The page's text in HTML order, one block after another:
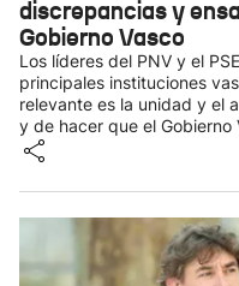
discrepancias y
Gobierno Vasco
Los líderes del PNV y el
principales instituciones
relevante es la unidad y el
y de hacer que el Gobierno